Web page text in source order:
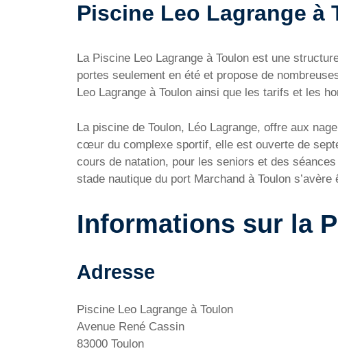
Piscine Leo Lagrange à
La Piscine Leo Lagrange à Toulon est une
portes seulement en été et propose de
Leo Lagrange à Toulon ainsi que les tarifs et les
La piscine de Toulon, Léo Lagrange, offre aux
cœur du complexe sportif, elle est ouverte de
cours de natation, pour les seniors et des
stade nautique du port Marchand à Toulon s’avère
Informations sur la
Adresse
Piscine Leo Lagrange à Toulon
Avenue René Cassin
83000 Toulon